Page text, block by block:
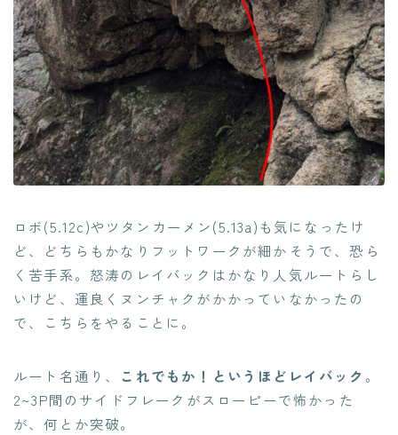
ロボ(5.12c)やツタンカーメン(5.13a)も気になったけ
ど、どちらもかなりフットワークが細かそうで、恐ら
く苦手系。怒涛のレイバックはかなり人気ルートらし
いけど、運良くヌンチャクがかかっていなかったの
で、こちらをやることに。
ルート名通り、 これでもか！というほどレイバック 。
2~3P間のサイドフレークがスローピーで怖かった
が、何とか突破。